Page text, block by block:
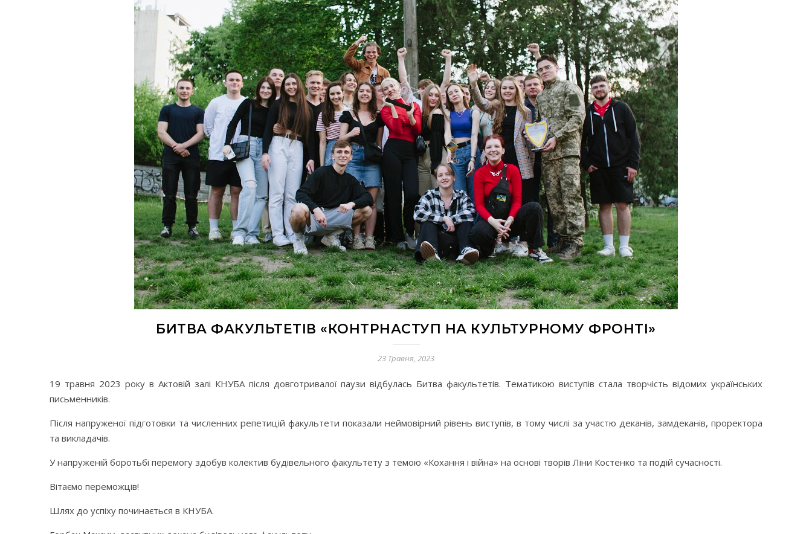
БИТВА ФАКУЛЬТЕТІВ «КОНТРНАСТУП НА КУЛЬТУРНОМУ ФРОНТІ»
23 Травня, 2023
19 травня 2023 року в Актовій залі КНУБА після довготривалої паузи відбулась Битва факультетів. Тематикою виступів стала творчість відомих українських
письменників.
Після напруженої підготовки та численних репетицій факультети показали неймовірний рівень виступів, в тому числі за участю деканів, замдеканів, проректора
та викладачів.
У напруженій боротьбі перемогу здобув колектив будівельного факультету з темою «Кохання і війна» на основі творів Ліни Костенко та подій сучасності.
Вітаємо переможців!
Шлях до успіху починається в КНУБА.